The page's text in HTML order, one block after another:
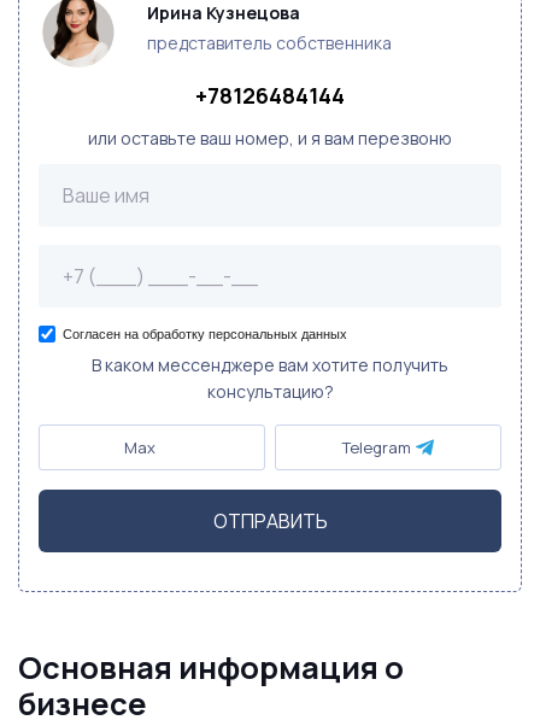
Ирина Кузнецова
представитель собственника
+78126484144
или оставьте ваш номер, и я вам перезвоню
Согласен на обработку персональных данных
В каком мессенджере вам хотите получить
консультацию?
Max Telegram
ОТПРАВИТЬ
Основная информация о
бизнесе